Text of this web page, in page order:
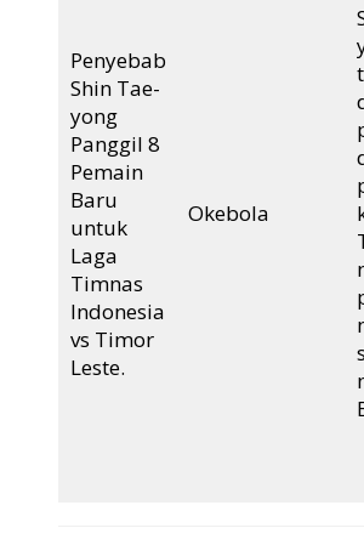
Penyebab
Shin Tae-
yong
Panggil 8
Pemain
Baru
untuk
Laga
Timnas
Indonesia
vs Timor
Leste.
Okebola